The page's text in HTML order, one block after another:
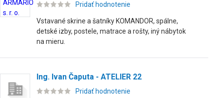
Pridať hodnotenie
Vstavané skrine a šatníky KOMANDOR, spálne,
detské izby, postele, matrace a rošty, iný nábytok
na mieru.
Ing. Ivan Čaputa - ATELIER 22
Pridať hodnotenie